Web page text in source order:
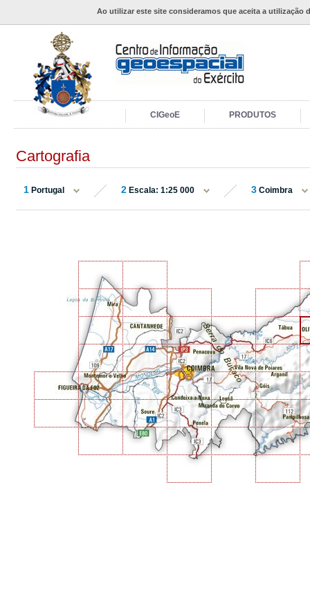
Ao utilizar este site consideramos que aceita a utilização
CIGeoE PRODUTOS
Cartografia
1 Portugal 2 Escala: 1:25 000 3 Coimbra